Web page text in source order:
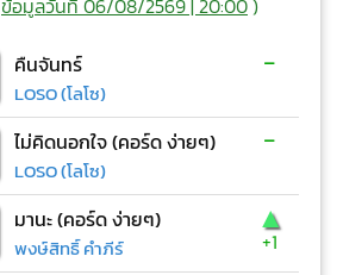
ข้อมูลวันที่ 06/08/2569 | 20:00)
คืนจันทร์
LOSO (โลโซ)
-
ไม่คิดนอกใจ (คอร์ด ง่ายๆ)
LOSO (โลโซ)
-
มานะ (คอร์ด ง่ายๆ)
พงษ์สิทธิ์ คำภีร์
▲
+1